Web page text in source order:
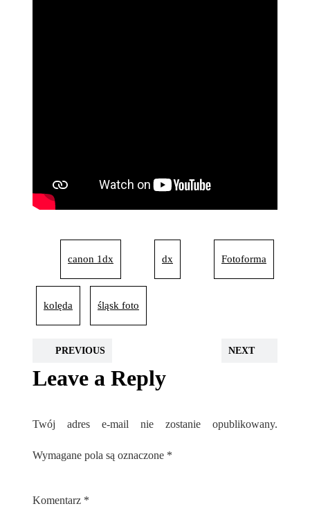
canon 1dx dx Fotoforma
kolęda śląsk foto
PREVIOUS NEXT
Leave a Reply
Twój adres e-mail nie zostanie opublikowany.
Wymagane pola są oznaczone *
Komentarz *